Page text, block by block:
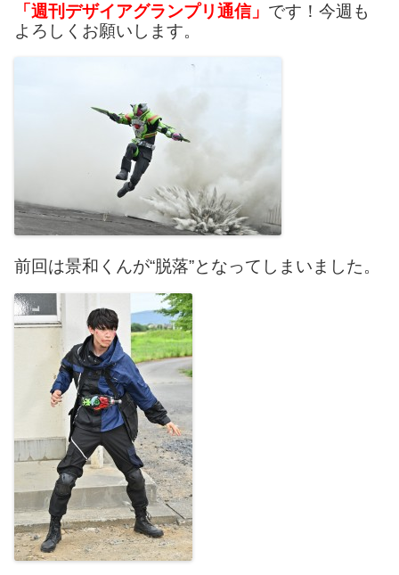
「週刊デザイアグランプリ通信」 です！今週も
よろしくお願いします。
前回は景和くんが“脱落”となってしまいました。